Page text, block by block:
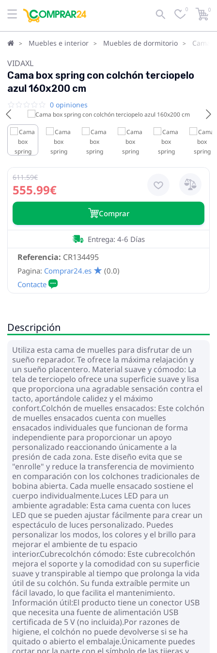
0 0
Muebles e interior Muebles de dormitorio Camas
VIDAXL
Cama box spring con colchón terciopelo
azul 160x200 cm
0 opiniones
555.99€
611.59€
Сomprar
Referencia: CR134495
Entrega: 4-6 Días
Pagina: Comprar24.es (0.0)
Descripción
Utiliza esta cama de muelles para disfrutar de un
sueño reparador. Te ofrece la máxima relajación y
un sueño placentero. Material suave y cómodo: La
tela de terciopelo ofrece una superficie suave y lisa
que proporciona una agradable sensación contra el
tacto, aportándole calidez y el máximo
confort.Colchón de muelles ensacados: Este colchón
de muelles ensacados cuenta con muelles
ensacados individuales que funcionan de forma
independiente para proporcionar un apoyo
personalizado reaccionando únicamente a la
presión de cada zona. Este diseño evita que se
"enrolle" y reduce la transferencia de movimiento
en comparación con los colchones tradicionales de
bobina abierta. Cada muelle ensacado sostiene el
cuerpo individualmente.Luces LED para un
ambiente agradable: Esta cama cuenta con luces
LED que se pueden ajustar fácilmente para crear un
espectáculo de luces personalizado. Puedes
personalizar los modos, los colores y el brillo para
mejorar el ambiente de tu espacio
interior.Cubrecolchón cómodo: Este cubrecolchón
mejora el soporte y la comodidad con su superficie
suave y transpirable al tiempo que prolonga la vida
útil de su colchón. Su funda extraíble permite un
fácil lavado, lo que facilita el mantenimiento.
Información útil:El producto tiene un conector USB
que necesita una fuente de alimentación USB
certificada de 5 V (no incluida).Por razones de
higiene, el colchón no puede devolverse si se ha
quitado o abierto el embalaje.Únicamente puedes